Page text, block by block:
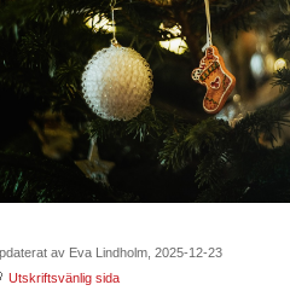
av Eva Lindholm, 2025-12-23
Utskriftsvänlig sida